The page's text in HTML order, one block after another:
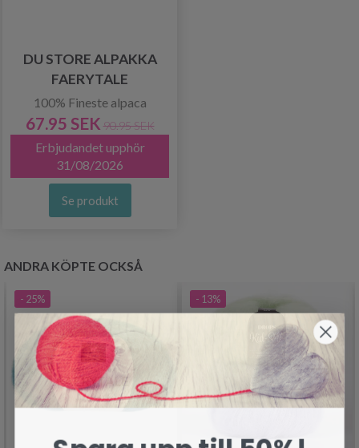
DU STORE ALPAKKA
FAERYTALE
100% Fineste alpaca
67.95 SEK 90.95 SEK
Erbjudandet upphör
31/08/2026
Se produkt
ANDRA KÖPTE OCKSÅ
- 25% - 13%